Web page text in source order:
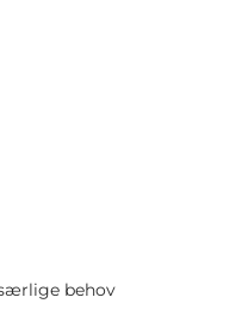
behov